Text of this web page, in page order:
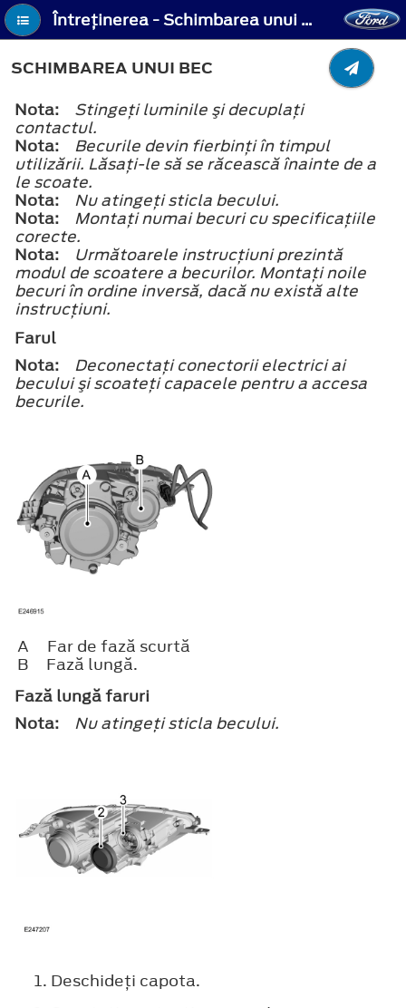
Întreţinerea - Schimbarea unui bec
SCHIMBAREA UNUI BEC
Nota:
Stingeţi luminile şi decuplaţi
contactul.
Nota:
Becurile devin fierbinţi în timpul
utilizării. Lăsaţi-le să se răcească înainte de a
le scoate.
Nota:
Nu atingeţi sticla becului.
Nota:
Montaţi numai becuri cu specificaţiile
corecte.
Nota:
Următoarele instrucţiuni prezintă
modul de scoatere a becurilor. Montaţi noile
becuri în ordine inversă, dacă nu există alte
instrucţiuni.
Farul
Nota:
Deconectaţi conectorii electrici ai
becului şi scoateţi capacele pentru a accesa
becurile.
A
Far de fază scurtă
B
Fază lungă.
Fază lungă faruri
Nota:
Nu atingeţi sticla becului.
Deschideţi capota.